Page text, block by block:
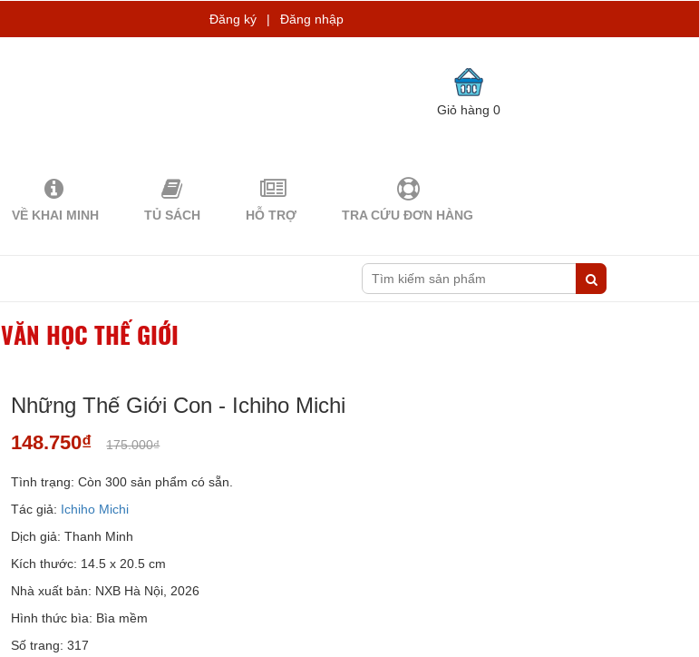
Đăng ký | Đăng nhập
Giỏ hàng0
VỀ KHAI MINH TỦ SÁCH HỖ TRỢ TRA CỨU ĐƠN HÀNG
VĂN HỌC THẾ GIỚI
Những Thế Giới Con - Ichiho Michi
148.750₫ 175.000₫
Tình trạng: Còn 300 sản phẩm có sẵn.
Tác giả: Ichiho Michi
Dịch giả: Thanh Minh
Kích thước: 14.5 x 20.5 cm
Nhà xuất bản: NXB Hà Nội, 2026
Hình thức bìa: Bìa mềm
Số trang: 317